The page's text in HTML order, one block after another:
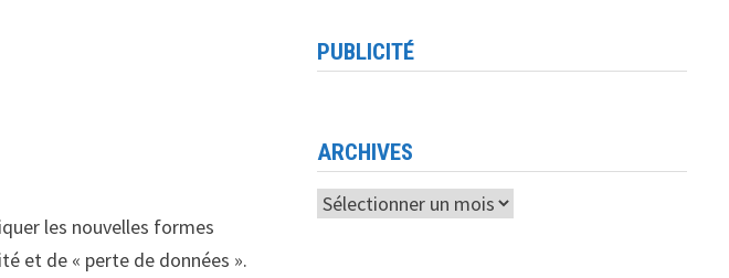
les nouvelles formes
et de « perte de données ».
PUBLICITÉ
ARCHIVES
Archives